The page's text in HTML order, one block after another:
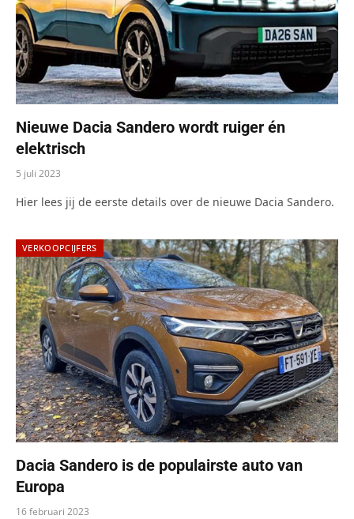
Nieuwe Dacia Sandero wordt ruiger én
elektrisch
5 juli 2023
Hier lees jij de eerste details over de nieuwe Dacia Sandero.
VERKOOPCIJFERS
Dacia Sandero is de populairste auto van
Europa
16 februari 2023